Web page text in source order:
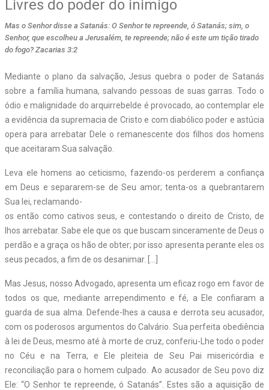
Livres do poder do inimigo
Mas o Senhor disse a Satanás: O Senhor te repreende, ó Satanás; sim, o
Senhor, que escolheu a Jerusalém, te repreende; não é este um tição tirado
do fogo? Zacarias 3:2
Mediante o plano da salvação, Jesus quebra o poder de Satanás
sobre a família humana, salvando pessoas de suas garras. Todo o
ódio e malignidade do arquirrebelde é provocado, ao contemplar ele
a evidência da supremacia de Cristo e com diabólico poder e astúcia
opera para arrebatar Dele o remanescente dos filhos dos homens
que aceitaram Sua salvação.
Leva ele homens ao ceticismo, fazendo-os perderem a confiança
em Deus e separarem-se de Seu amor; tenta-os a quebrantarem
Sua lei, reclamando-
os então como cativos seus, e contestando o direito de Cristo, de
lhos arrebatar. Sabe ele que os que buscam sinceramente de Deus o
perdão e a graça os hão de obter; por isso apresenta perante eles os
seus pecados, a fim de os desanimar. […]
Mas Jesus, nosso Advogado, apresenta um eficaz rogo em favor de
todos os que, mediante arrependimento e fé, a Ele confiaram a
guarda de sua alma. Defende-lhes a causa e derrota seu acusador,
com os poderosos argumentos do Calvário. Sua perfeita obediência
à lei de Deus, mesmo até à morte de cruz, conferiu-Lhe todo o poder
no Céu e na Terra, e Ele pleiteia de Seu Pai misericórdia e
reconciliação para o homem culpado. Ao acusador de Seu povo diz
Ele: “O Senhor te repreende, ó Satanás”. Estes são a aquisição de